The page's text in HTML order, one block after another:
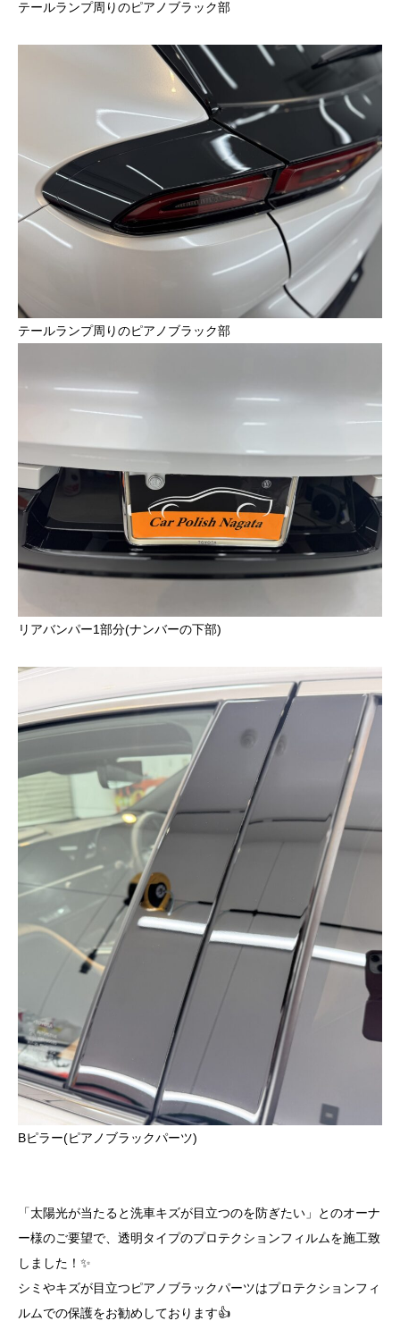
テールランプ周りのピアノブラック部
テールランプ周りのピアノブラック部
リアバンパー1部分(ナンバーの下部)
Bピラー(ピアノブラックパーツ)
「太陽光が当たると洗車キズが目立つのを防ぎたい」とのオーナ
ー様のご要望で、透明タイプのプロテクションフィルムを施工致
しました！✨
シミやキズが目立つピアノブラックパーツはプロテクションフィ
ルムでの保護をお勧めしております👍